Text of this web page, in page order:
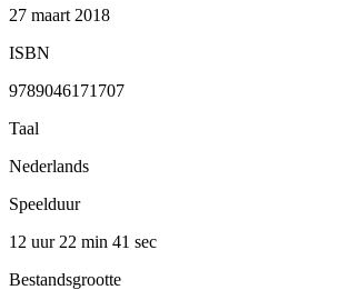
27 maart 2018
ISBN
9789046171707
Taal
Nederlands
Speelduur
12 uur 22 min 41 sec
Bestandsgrootte